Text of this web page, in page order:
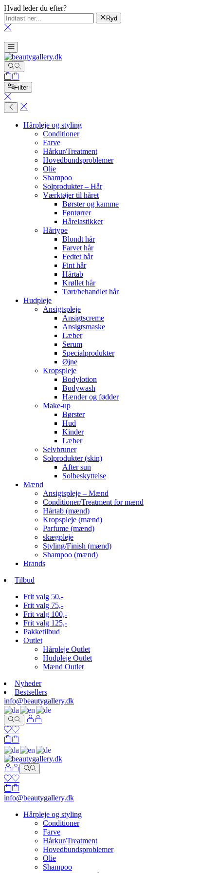
Hvad leder du efter?
Ryd
Filter
Hårpleje og styling
Conditioner
Farve
Hårkur/Treatment
Hovedbundsproblemer
Olie
Shampoo
Solprodukter – Hår
Værktøjer til håret
Børster og kamme
Føntørrer
Hårelastikker
Hårtype
Blondt hår
Farvet hår
Fedtet hår
Fint hår
Hårtab
Krøllet hår
Tørt/behandlet hår
Hudpleje
Ansigtspleje
Ansigtscreme
Ansigtsmaske
Læber
Serum
Specialprodukter
Øjne
Kropspleje
Bodylotion
Bodywash
Hænder og fødder
Make-up
Børster
Hud
Kinder
Læber
Selvbruner
Solprodukter (skin)
After sun
Solbeskyttelse
Mænd
Ansigtspleje – Mænd
Conditioner/Treatment for mænd
Hårtab (mænd)
Kropspleje (mænd)
Parfume (mænd)
skægpleje
Styling/Finish (mænd)
Shampoo (mænd)
Brands
Tilbud
Frit valg 50,-
Frit valg 75,-
Frit valg 100,-
Frit valg 125,-
Pakketilbud
Outlet
Hårpleje Outlet
Hudpleje Outlet
Mænd Outlet
Nyheder
Bestsellers
info@beautygallery.dk
info@beautygallery.dk
Hårpleje og styling
Conditioner
Farve
Hårkur/Treatment
Hovedbundsproblemer
Olie
Shampoo